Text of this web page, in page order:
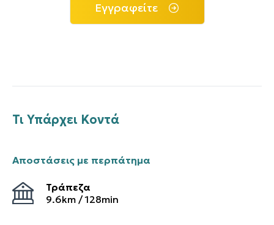
Εγγραφείτε
Τι Υπάρχει Κοντά
Αποστάσεις με περπάτημα
Τράπεζα
9.6km /128min